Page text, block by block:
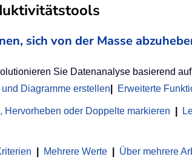
sich von der Masse
Sie Datenanalyse basierend
Diagramme erstellen Erweiterte
Hervorheben oder Doppelte markieren
Mehrere Werte Über mehrere